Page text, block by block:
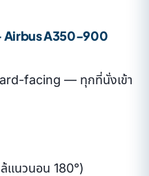
Airbus A350-900
facing — ทุกที่นั่งเข้า
แนวนอน 180°)